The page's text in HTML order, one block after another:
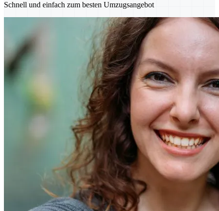
Schnell und einfach zum besten Umzugsangebot